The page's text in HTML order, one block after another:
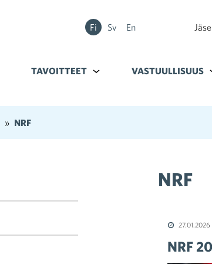
Fi Sv En
TAVOITTEET Alavalikko kohteelle
VASTUULLISUUS
NRF
NRF
27.01.2026
NRF